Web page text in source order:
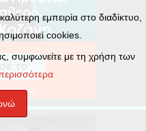
εμπειρία στο διαδίκτυο,
cookies.
συμφωνείτε με τη χρήση των